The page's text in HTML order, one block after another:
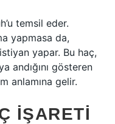
temsil eder.
yapmasa da,
yapar. Bu haç,
andığını gösteren
anlamına gelir.
IŞARETI